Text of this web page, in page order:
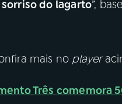
sorriso do lagarto”,
mais no player
Três comemora